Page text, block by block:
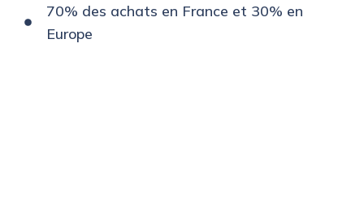
70% des achats en France et 30% en
Europe